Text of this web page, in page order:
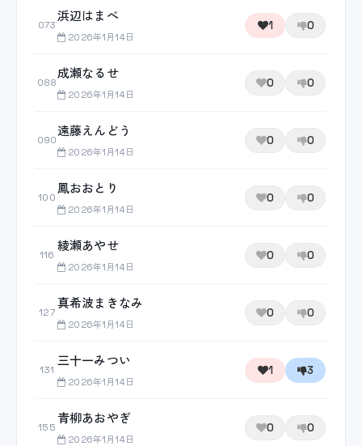
073
浜辺はまべ
2026年1月14日
1 0
088
成瀬なるせ
2026年1月14日
0 0
090
遠藤えんどう
2026年1月14日
0 0
100
鳳おおとり
2026年1月14日
0 0
116
綾瀬あやせ
2026年1月14日
0 0
127
真希波まきなみ
2026年1月14日
0 0
131
三十一みつい
2026年1月14日
1 3
155
青柳あおやぎ
2026年1月14日
0 0